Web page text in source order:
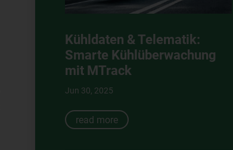
Kühldaten & Telematik:
Smarte Kühlüberwachung
mit MTrack
Jun 30, 2025
read more